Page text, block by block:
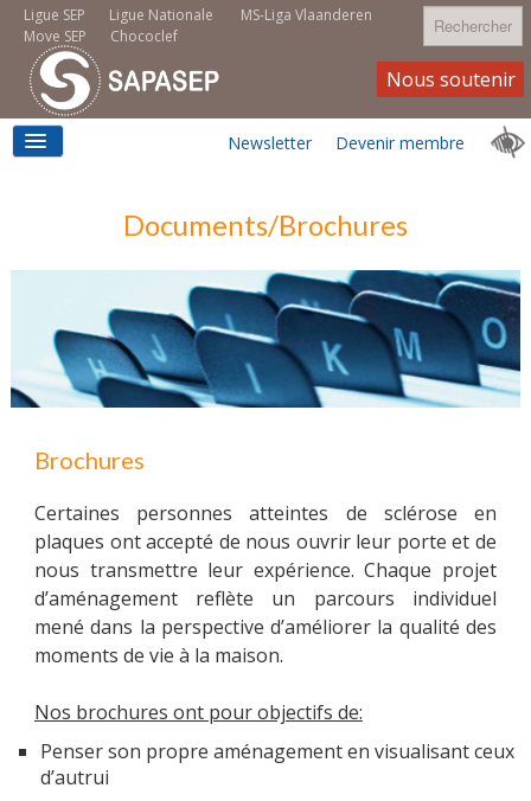
Ligue Nationale MS-Liga Vlaanderen
Ligue SEP
Move SEP
Chococlef
Rechercher
LOGEMENT
MOVE SEP
EMPLOI
MOBILITÉ
ACTUALITÉS
Newsletter
Nous soutenir
Devenir membre
Documents/Brochures
Brochures
Certaines personnes atteintes de sclérose en
plaques ont accepté de nous ouvrir leur porte et de
nous transmettre leur expérience. Chaque projet
d’aménagement reflète un parcours individuel
mené dans la perspective d’améliorer la qualité des
moments de vie à la maison.
Nos brochures ont pour objectifs de:
Penser son propre aménagement en visualisant ceux
d’autrui